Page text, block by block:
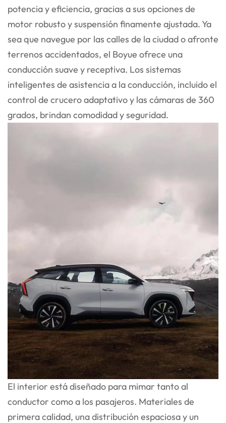
potencia y eficiencia, gracias a sus opciones de
motor robusto y suspensión finamente ajustada. Ya
sea que navegue por las calles de la ciudad o afronte
terrenos accidentados, el Boyue ofrece una
conducción suave y receptiva. Los sistemas
inteligentes de asistencia a la conducción, incluido el
control de crucero adaptativo y las cámaras de 360
grados, brindan comodidad y seguridad.
El interior está diseñado para mimar tanto al
conductor como a los pasajeros. Materiales de
primera calidad, una distribución espaciosa y un